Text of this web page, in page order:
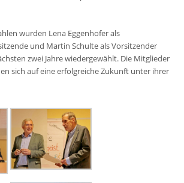
wurden Lena Eggenhofer als
und Martin Schulte als Vorsitzender
zwei Jahre wiedergewählt. Die Mitglieder
sich auf eine erfolgreiche Zukunft unter ihrer